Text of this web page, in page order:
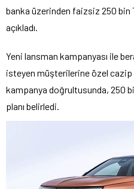
banka üzerinden faizsiz 250
açıkladı.
Yeni lansman kampanyası ile
isteyen müşterilerine özel cazip
kampanya doğrultusunda, 250
planı belirledi.